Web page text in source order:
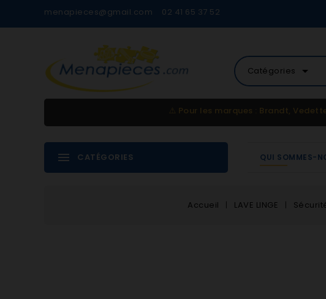
menapieces@gmail.com 02 41 65 37 52
Catégories arrow_drop_down
⚠️ Pour les marques : Brandt,
CATÉGORIES QUI SOMMES-
Accueil LAVE LINGE